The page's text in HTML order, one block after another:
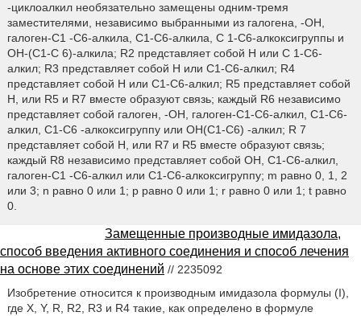
-циклоалкил необязательно замещены одним-тремя
заместителями, независимо выбранными из галогена, -ОН,
галоген-С1 -С6-алкила, C1-C6-алкила, C 1-C6-алкоксигруппы и
ОН-(С1-С 6)-алкила; R2 представляет собой Н или C 1-C6-
алкил; R3 представляет собой Н или C1-С6-алкил; R4
представляет собой Н или C1-C6-алкил; R5 представляет собой
Н, или R5 и R7 вместе образуют связь; каждый R6 независимо
представляет собой галоген, -ОН, галоген-С1-С6-алкил, C1-С6-
алкил, C1-C6 -алкоксигруппу или ОН(C1-С6) -алкил; R 7
представляет собой Н, или R7 и R5 вместе образуют связь;
каждый R8 независимо представляет собой ОН, C1-С6-алкил,
галоген-С1 -С6-алкил или C1-C6-алкоксигруппу; m равно 0, 1, 2
или 3; n равно 0 или 1; р равно 0 или 1; r равно 0 или 1; t равно
0.
Замещенные производные имидазола,
способ введения активного соединения и способ лечения
на основе этих соединений // 2235092
Изобретение относится к производным имидазола формулы (I),
где X, Y, R, R2, R3 и R4 такие, как определено в формуле